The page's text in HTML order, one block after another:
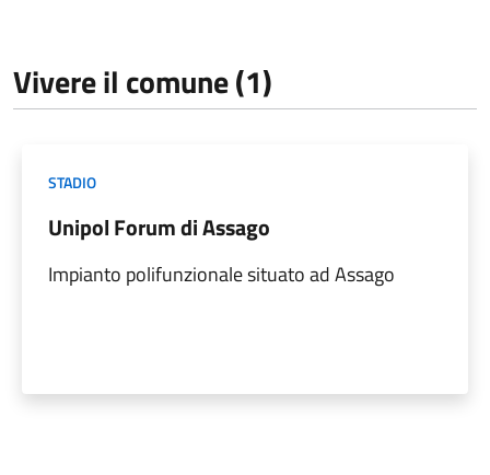
Vivere il comune (1)
STADIO
Unipol Forum di Assago
Impianto polifunzionale situato ad Assago